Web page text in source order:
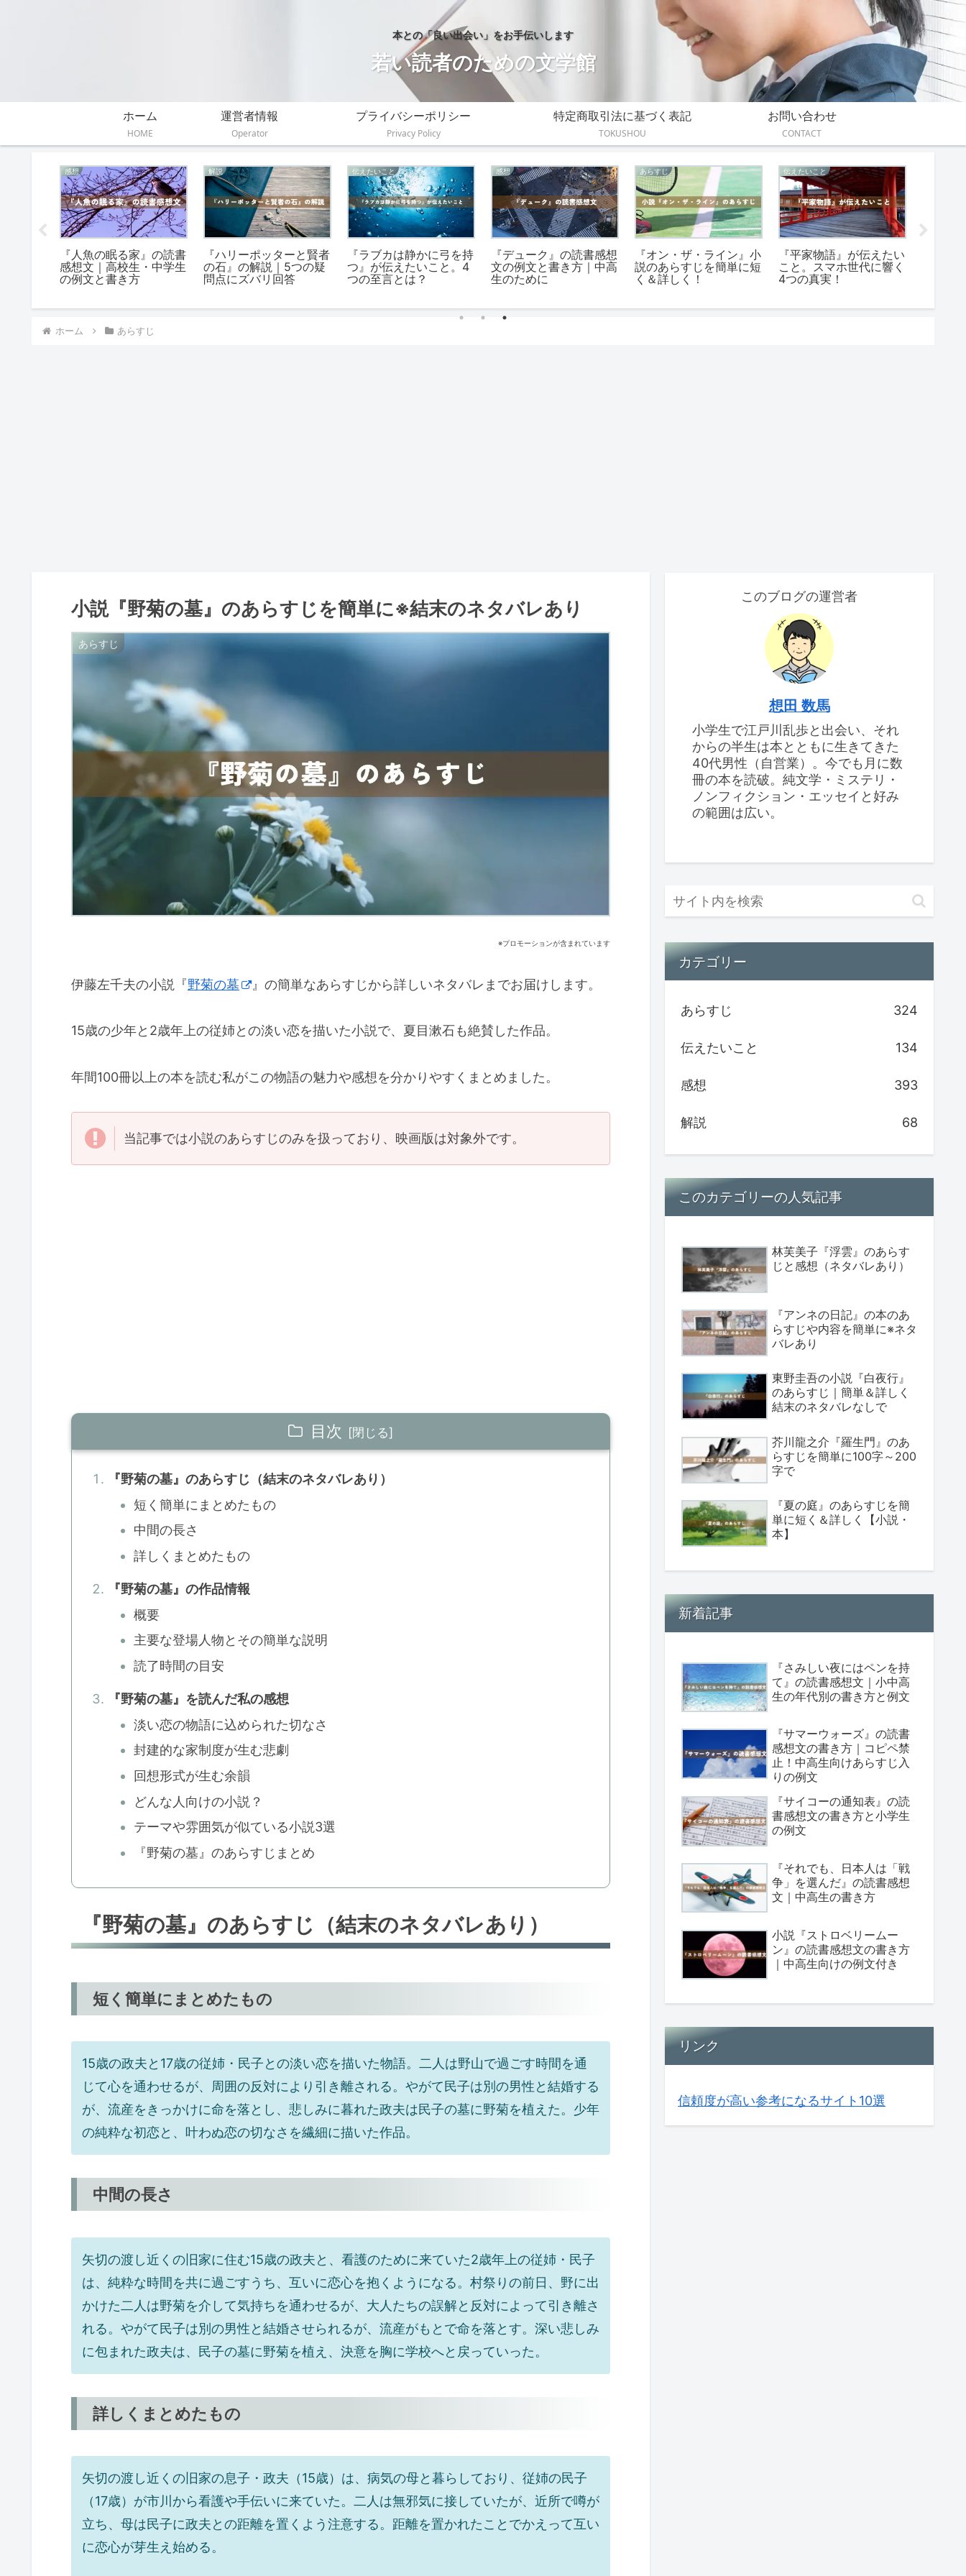
本との「良い出会い」をお手伝いします
若い読者のための文学館
ホーム
HOME
運営者情報
Operator
プライバシーポリシー
Privacy Policy
特定商取引法に基づく表記
TOKUSHOU
お問い合わせ
CONTACT
感想
『人魚の眠る家』の読書
感想文｜高校生・中学生
の例文と書き方
解説
『ハリーポッターと賢者
の石』の解説｜5つの疑
問点にズバリ回答
伝えたいこと
『ラブカは静かに弓を持
つ』が伝えたいこと。4
つの至言とは？
感想
『デューク』の読書感想
文の例文と書き方｜中高
生のために
あらすじ
『オン・ザ・ライン』小
説のあらすじを簡単に短
く＆詳しく！
伝えたいこと
『平家物語』が伝えたい
こと。スマホ世代に響く
4つの真実！
ホーム あらすじ
小説『野菊の墓』のあらすじを簡単に※結末のネタバレあり
あらすじ
※プロモーションが含まれています
伊藤左千夫の小説『野菊の墓 』の簡単なあらすじから詳しいネタバレまでお届けします。
15歳の少年と2歳年上の従姉との淡い恋を描いた小説で、夏目漱石も絶賛した作品。
年間100冊以上の本を読む私がこの物語の魅力や感想を分かりやすくまとめました。
当記事では小説のあらすじのみを扱っており、映画版は対象外です。
目次
『野菊の墓』のあらすじ（結末のネタバレあり）
短く簡単にまとめたもの
中間の長さ
詳しくまとめたもの
『野菊の墓』の作品情報
概要
主要な登場人物とその簡単な説明
読了時間の目安
『野菊の墓』を読んだ私の感想
淡い恋の物語に込められた切なさ
封建的な家制度が生む悲劇
回想形式が生む余韻
どんな人向けの小説？
テーマや雰囲気が似ている小説3選
『野菊の墓』のあらすじまとめ
『野菊の墓』のあらすじ（結末のネタバレあり）
短く簡単にまとめたもの
15歳の政夫と17歳の従姉・民子との淡い恋を描いた物語。二人は野山で過ごす時間を通
じて心を通わせるが、周囲の反対により引き離される。やがて民子は別の男性と結婚する
が、流産をきっかけに命を落とし、悲しみに暮れた政夫は民子の墓に野菊を植えた。少年
の純粋な初恋と、叶わぬ恋の切なさを繊細に描いた作品。
中間の長さ
矢切の渡し近くの旧家に住む15歳の政夫と、看護のために来ていた2歳年上の従姉・民子
は、純粋な時間を共に過ごすうち、互いに恋心を抱くようになる。村祭りの前日、野に出
かけた二人は野菊を介して気持ちを通わせるが、大人たちの誤解と反対によって引き離さ
れる。やがて民子は別の男性と結婚させられるが、流産がもとで命を落とす。深い悲しみ
に包まれた政夫は、民子の墓に野菊を植え、決意を胸に学校へと戻っていった。
詳しくまとめたもの
矢切の渡し近くの旧家の息子・政夫（15歳）は、病気の母と暮らしており、従姉の民子
（17歳）が市川から看護や手伝いに来ていた。二人は無邪気に接していたが、近所で噂が
立ち、母は民子に政夫との距離を置くよう注意する。距離を置かれたことでかえって互い
に恋心が芽生え始める。
このブログの運営者
想田 数馬
小学生で江戸川乱歩と出会い、それ
からの半生は本とともに生きてきた
40代男性（自営業）。今でも月に数
冊の本を読破。純文学・ミステリ・
ノンフィクション・エッセイと好み
の範囲は広い。
カテゴリー
あらすじ 324
伝えたいこと 134
感想 393
解説 68
このカテゴリーの人気記事
林芙美子『浮雲』のあらす
じと感想（ネタバレあり）
『アンネの日記』の本のあ
らすじや内容を簡単に※ネタ
バレあり
東野圭吾の小説『白夜行』
のあらすじ｜簡単＆詳しく
結末のネタバレなしで
芥川龍之介『羅生門』のあ
らすじを簡単に100字～200
字で
『夏の庭』のあらすじを簡
単に短く＆詳しく【小説・
本】
新着記事
『さみしい夜にはペンを持
て』の読書感想文｜小中高
生の年代別の書き方と例文
『サマーウォーズ』の読書
感想文の書き方｜コピペ禁
止！中高生向けあらすじ入
りの例文
『サイコーの通知表』の読
書感想文の書き方と小学生
の例文
『それでも、日本人は「戦
争」を選んだ』の読書感想
文｜中高生の書き方
小説『ストロベリームー
ン』の読書感想文の書き方
｜中高生向けの例文付き
リンク
信頼度が高い参考になるサイト10選